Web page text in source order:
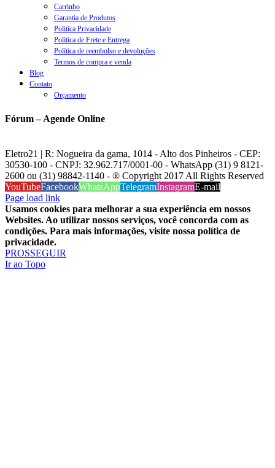
Carrinho
Garantia de Produtos
Politica Privacidade
Política de Frete e Entrega
Política de reembolso e devoluções
Termos de compra e venda
Blog
Contato
Orçamento
Fórum – Agende Online
Eletro21 | R: Nogueira da gama, 1014 - Alto dos Pinheiros - CEP:
30530-100 - CNPJ: 32.962.717/0001-00 - WhatsApp (31) 9 8121-
2600 ou (31) 98842-1140 - ® Copyright 2017 All Rights Reserved
YouTubeFacebookWhatsAppTelegramInstagramE-mail
Page load link
Usamos cookies para melhorar a sua experiência em nossos
Websites. Ao utilizar nossos serviços, você concorda com as
condições. Para mais informações, visite nossa política de
privacidade.
PROSSEGUIR
Ir ao Topo